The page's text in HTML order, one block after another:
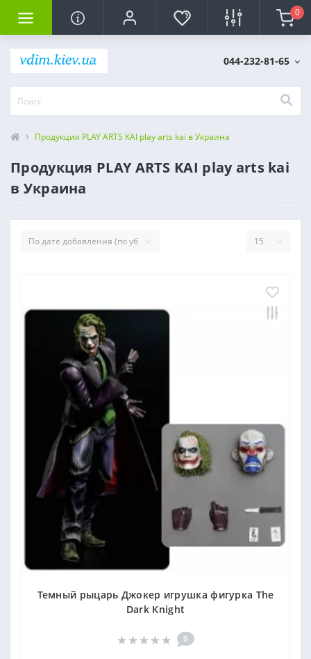
0
044-232-81-65
Продукция PLAY ARTS KAI play arts kai в Украина
Продукция PLAY ARTS KAI play arts kai
в Украина
Темный рыцарь Джокер игрушка фигурка The
Dark Knight
0